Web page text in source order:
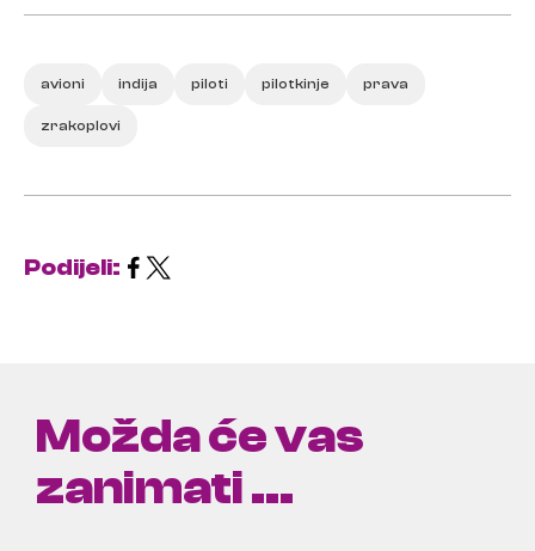
avioni indija piloti pilotkinje prava
zrakoplovi
Podijeli:
Možda će vas
zanimati ...